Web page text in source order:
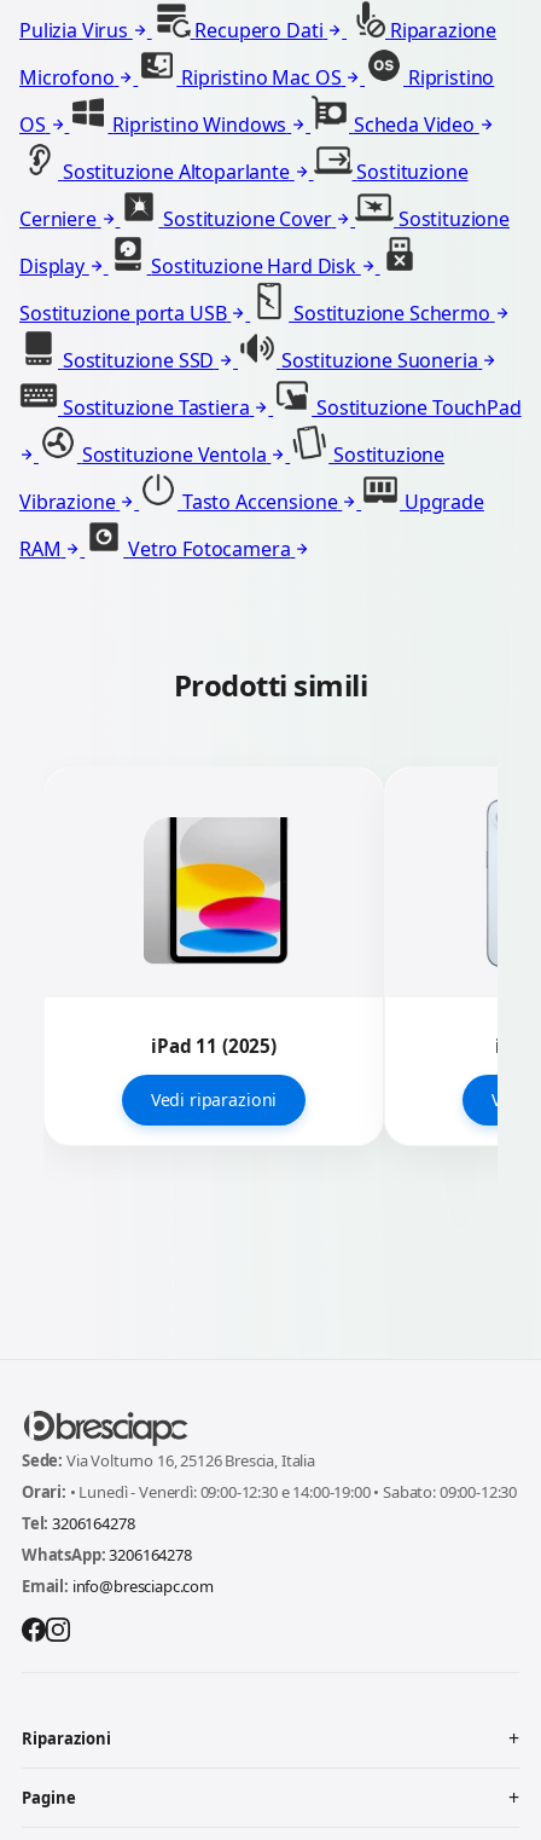
Pulizia Virus
Recupero Dati
Riparazione
Microfono
Ripristino Mac OS
Ripristino
OS
Ripristino Windows
Scheda Video
Sostituzione Altoparlante
Sostituzione
Cerniere
Sostituzione Cover
Sostituzione
Display
Sostituzione Hard Disk
Sostituzione porta USB
Sostituzione Schermo
Sostituzione SSD
Sostituzione Suoneria
Sostituzione Tastiera
Sostituzione TouchPad
Sostituzione Ventola
Sostituzione
Vibrazione
Tasto Accensione
Upgrade
RAM
Vetro Fotocamera
Prodotti simili
iPad 11 (2025)
Vedi riparazioni Vedi
Sede: Via Volturno 16, 25126 Brescia, Italia
Orari: • Lunedì - Venerdì: 09:00-12:30 e 14:00-19:00 • Sabato: 09:00-12:30
Tel: 3206164278
WhatsApp:3206164278
Email: info@bresciapc.com
Riparazioni
Pagine